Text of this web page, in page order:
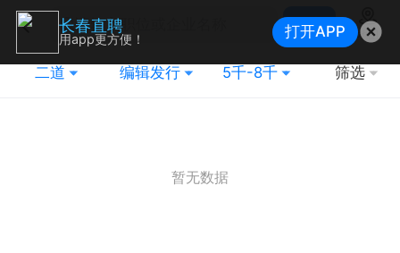
搜索
地图
二道 编辑发行 5千-8千 筛选
暂无数据
长春直聘
用app更方便！ 打开APP